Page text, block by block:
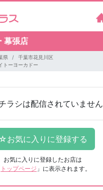
幕張店
県
千葉市花見川区
トーヨーカドー
ラシは配信されていません
お気に入りに登録したお店は
トップページ 」に表示されます。